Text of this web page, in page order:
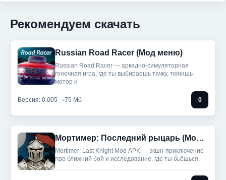
Рекомендуем скачать
Russian Road Racer (Мод меню)
Russian Road Racer — аркадно-симуляторная
гоночная игра, где ты выбираешь тачку, тюнишь
мотор и
Версия: 0.005 75 Мб 0
Мортимер: Последний рыцарь (Мод, Много денег)
Mortimer: Last Knight Mod APK — экшн-приключение
про ближний бой и исследование, где ты бьёшься,